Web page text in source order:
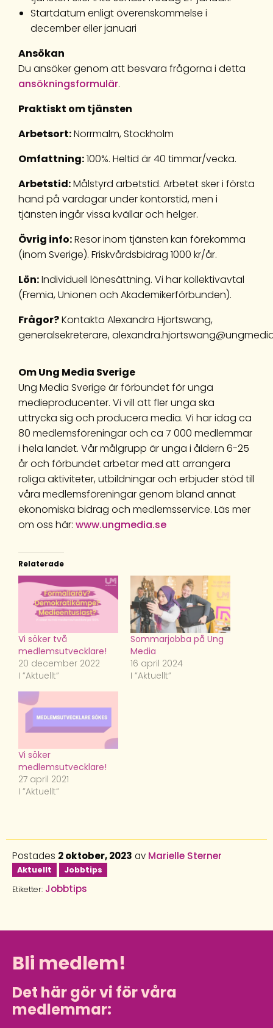
Startdatum enligt överenskommelse i
december eller januari
Ansökan
Du ansöker genom att besvara frågorna i detta
ansökningsformulär.
Praktiskt om tjänsten
Arbetsort:Norrmalm, Stockholm
Omfattning:100%. Heltid är 40 timmar/vecka.
Arbetstid:Målstyrd arbetstid. Arbetet sker i första
hand på vardagar under kontorstid, men i
tjänsten ingår vissa kvällar och helger.
Övrig info:Resor inom tjänsten kan förekomma
(inom Sverige). Friskvårdsbidrag 1000 kr/år.
Lön:Individuell lönesättning. Vi har kollektivavtal
(Fremia, Unionen och Akademikerförbunden).
Frågor?Kontakta Alexandra Hjortswang,
generalsekreterare,
Om Ung Media Sverige
Ung Media Sverige är förbundet för unga
medieproducenter. Vi vill att fler unga ska
uttrycka sig och producera media. Vi har idag ca
80 medlemsföreningar och ca 7 000 medlemmar
i hela landet. Vår målgrupp är unga i åldern 6-25
år och förbundet arbetar med att arrangera
roliga aktiviteter, utbildningar och erbjuder stöd till
våra medlemsföreningar genom bland annat
ekonomiska bidrag och medlemsservice. Läs mer
om oss här: www.ungmedia.se
Relaterade
Vi söker två
medlemsutvecklare!
20 december 2022
I ”Aktuellt”
Sommarjobba på Ung
Media
16 april 2024
I ”Aktuellt”
Vi söker
medlemsutvecklare!
27 april 2021
I ”Aktuellt”
Postades 2 oktober, 2023 av Marielle Sterner
Aktuellt
Jobbtips
Etiketter: Jobbtips
Bli medlem!
Det här gör vi för våra
medlemmar: